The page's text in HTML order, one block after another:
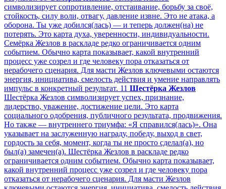
символизирует сопротивление, отстаивание, борьбу за своё,
стойкость, силу воли, отвагу, давление извне. Это не атака, а
оборона. Ты уже добился(лась) — и теперь должен(на) не
потерять. Это карта духа, уверенности, индивидуальности.
Семёрка Жезлов в раскладе редко ограничивается одним
событием. Обычно карта показывает, какой внутренний
процесс уже созрел и где человеку пора отказаться от
нерабочего сценария. Для масти Жезлов ключевыми остаются
энергия, инициатива, смелость действия и умение направлять
импульс в конкретный результат. 11 Шестёрка Жезлов
Шестёрка Жезлов символизирует успех, признание,
лидерство, уважение, достижение цели. Это карта
социального одобрения, публичного результата, продвижения.
Но также — внутреннего триумфа: «Я справился(лась)». Она
указывает на заслуженную награду, победу, выход в свет,
гордость за себя, момент, когда ты не просто сделал(а), но
был(а) замечен(а). Шестёрка Жезлов в раскладе редко
ограничивается одним событием. Обычно карта показывает,
какой внутренний процесс уже созрел и где человеку пора
отказаться от нерабочего сценария. Для масти Жезлов